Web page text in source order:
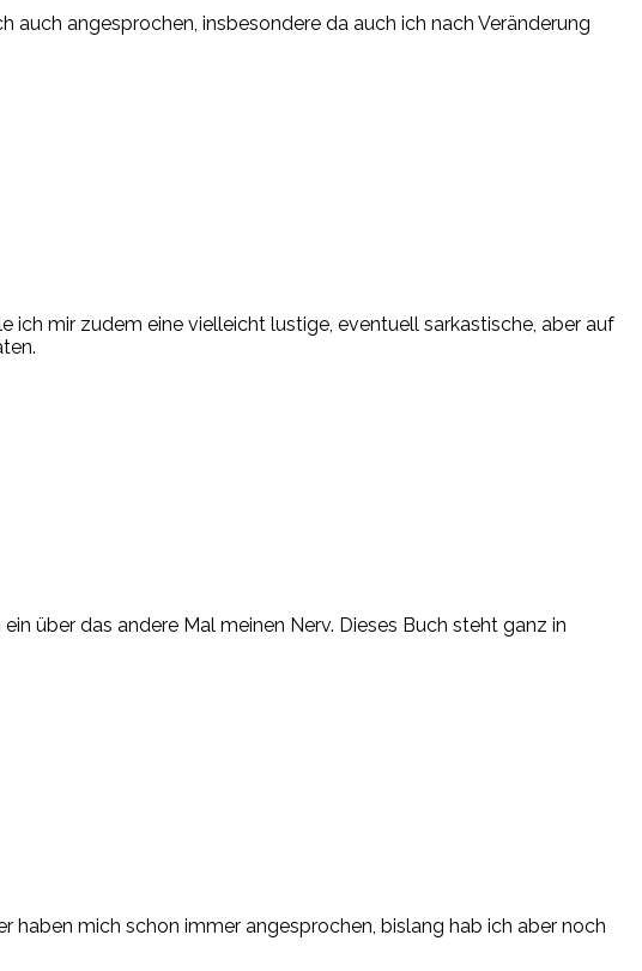
angesprochen, insbesondere da auch ich nach Veränderung
ich mir zudem eine vielleicht lustige, eventuell sarkastische, aber auf
über das andere Mal meinen Nerv. Dieses Buch steht ganz in
haben mich schon immer angesprochen, bislang hab ich aber noch